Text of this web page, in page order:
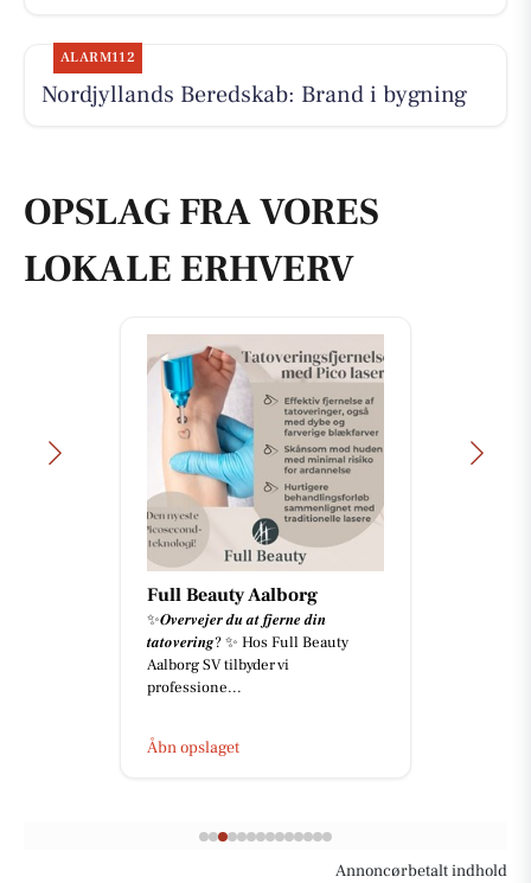
ALARM112
Nordjyllands Beredskab: Brand i bygning
OPSLAG FRA VORES
LOKALE ERHVERV
Full Beauty Aalborg
✨𝑶𝒗𝒆𝒓𝒗𝒆𝒋𝒆𝒓 𝒅𝒖 𝒂𝒕 𝒇𝒋𝒆𝒓𝒏𝒆 𝒅𝒊𝒏
𝒕𝒂𝒕𝒐𝒗𝒆𝒓𝒊𝒏𝒈? ✨ Hos Full Beauty
Aalborg SV tilbyder vi
professione...
Åbn opslaget
Annoncørbetalt indhold